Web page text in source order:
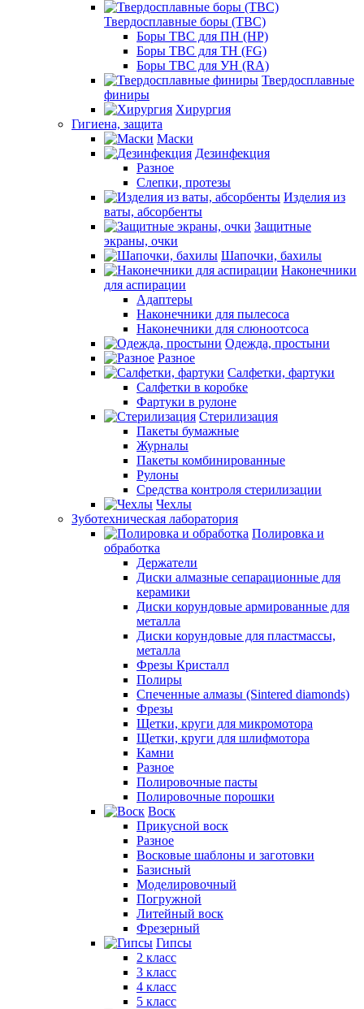
Твердосплавные боры (ТВС)
Боры ТВС для ПН (HP)
Боры ТВС для ТН (FG)
Боры ТВС для УН (RA)
Твердосплавные
финиры
Хирургия
Гигиена, защита
Маски
Дезинфекция
Разное
Слепки, протезы
Изделия из
ваты, абсорбенты
Защитные
экраны, очки
Шапочки, бахилы
Наконечники
для аспирации
Адаптеры
Наконечники для пылесоса
Наконечники для слюноотсоса
Одежда, простыни
Разное
Салфетки, фартуки
Салфетки в коробке
Фартуки в рулоне
Стерилизация
Пакеты бумажные
Журналы
Пакеты комбинированные
Рулоны
Средства контроля стерилизации
Чехлы
Зуботехническая лаборатория
Полировка и
обработка
Держатели
Диски алмазные сепарационные для
керамики
Диски корундовые армированные для
металла
Диски корундовые для пластмассы,
металла
Фрезы Кристалл
Полиры
Спеченные алмазы (Sintered diamonds)
Фрезы
Щетки, круги для микромотора
Щетки, круги для шлифмотора
Камни
Разное
Полировочные пасты
Полировочные порошки
Воск
Прикусной воск
Разное
Восковые шаблоны и заготовки
Базисный
Моделировочный
Погружной
Литейный воск
Фрезерный
Гипсы
2 класс
3 класс
4 класс
5 класс